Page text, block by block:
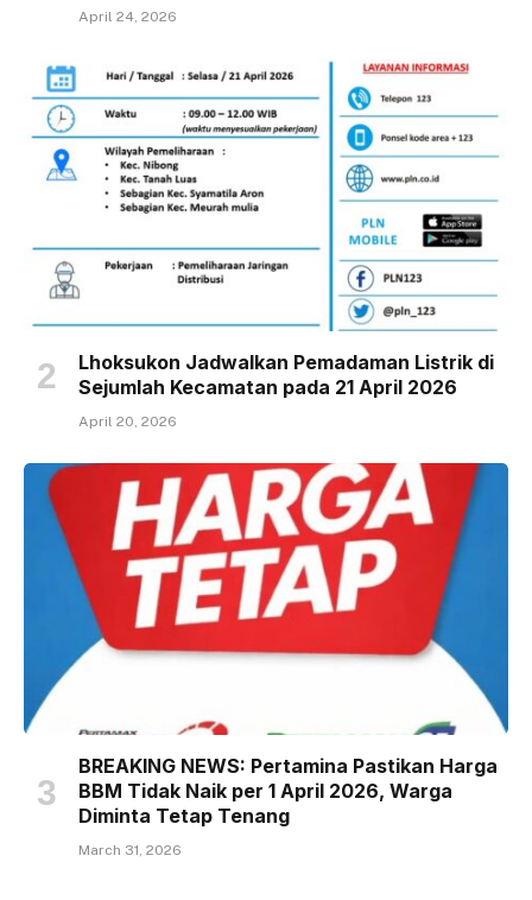
April 24, 2026
Lhoksukon Jadwalkan Pemadaman Listrik di
Sejumlah Kecamatan pada 21 April 2026
April 20, 2026
BREAKING NEWS: Pertamina Pastikan Harga
BBM Tidak Naik per 1 April 2026, Warga
Diminta Tetap Tenang
March 31, 2026